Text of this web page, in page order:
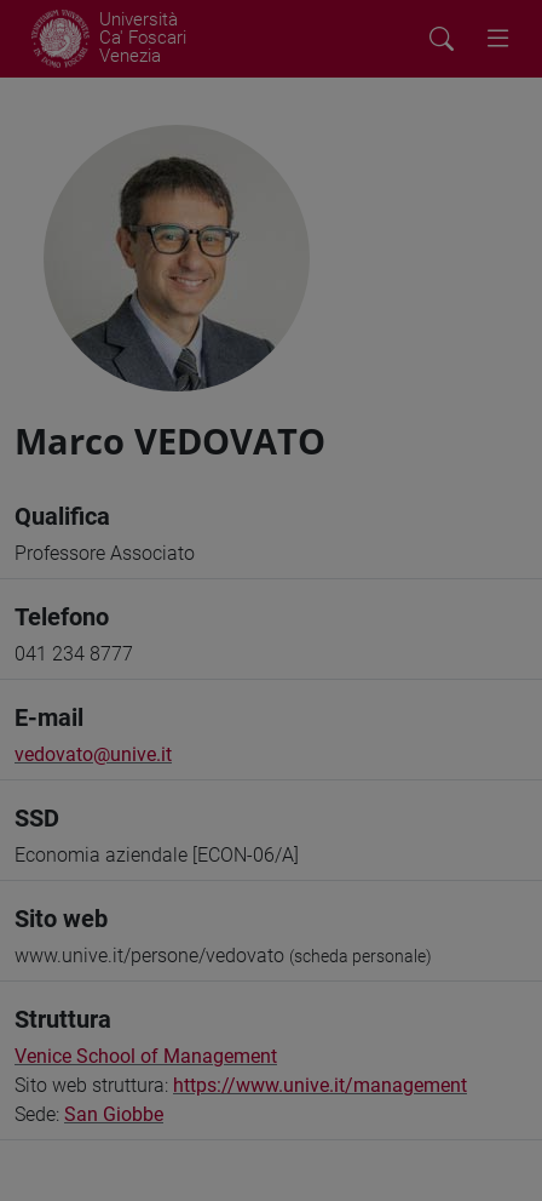
Università
Ca' Foscari
Venezia
Marco VEDOVATO
Qualifica
Professore Associato
Telefono
041 234 8777
E-mail
vedovato@unive.it
SSD
Economia aziendale [ECON-06/A]
Sito web
www.unive.it/persone/vedovato (scheda personale)
Struttura
Venice School of Management
Sito web struttura: https://www.unive.it/management
Sede: San Giobbe